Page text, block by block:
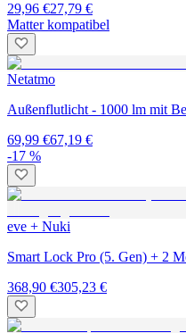
29,96 €27,79 €
Matter kompatibel
Netatmo
Außenflutlicht - 1000 lm mit
69,99 €67,19 €
-17 %
eve + Nuki
Smart Lock Pro (5. Gen) + 2
368,90 €305,23 €